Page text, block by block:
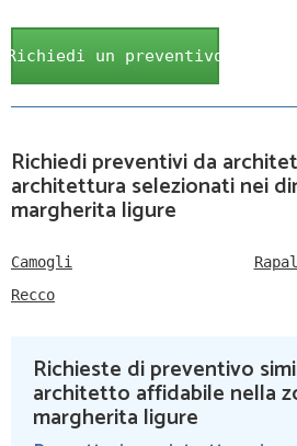
Richiedi un preventivo
Richiedi preventivi da
architettura selezionati nei
margherita ligure
Camogli
Recco
Richieste di preventivo
architetto affidabile nella
margherita ligure